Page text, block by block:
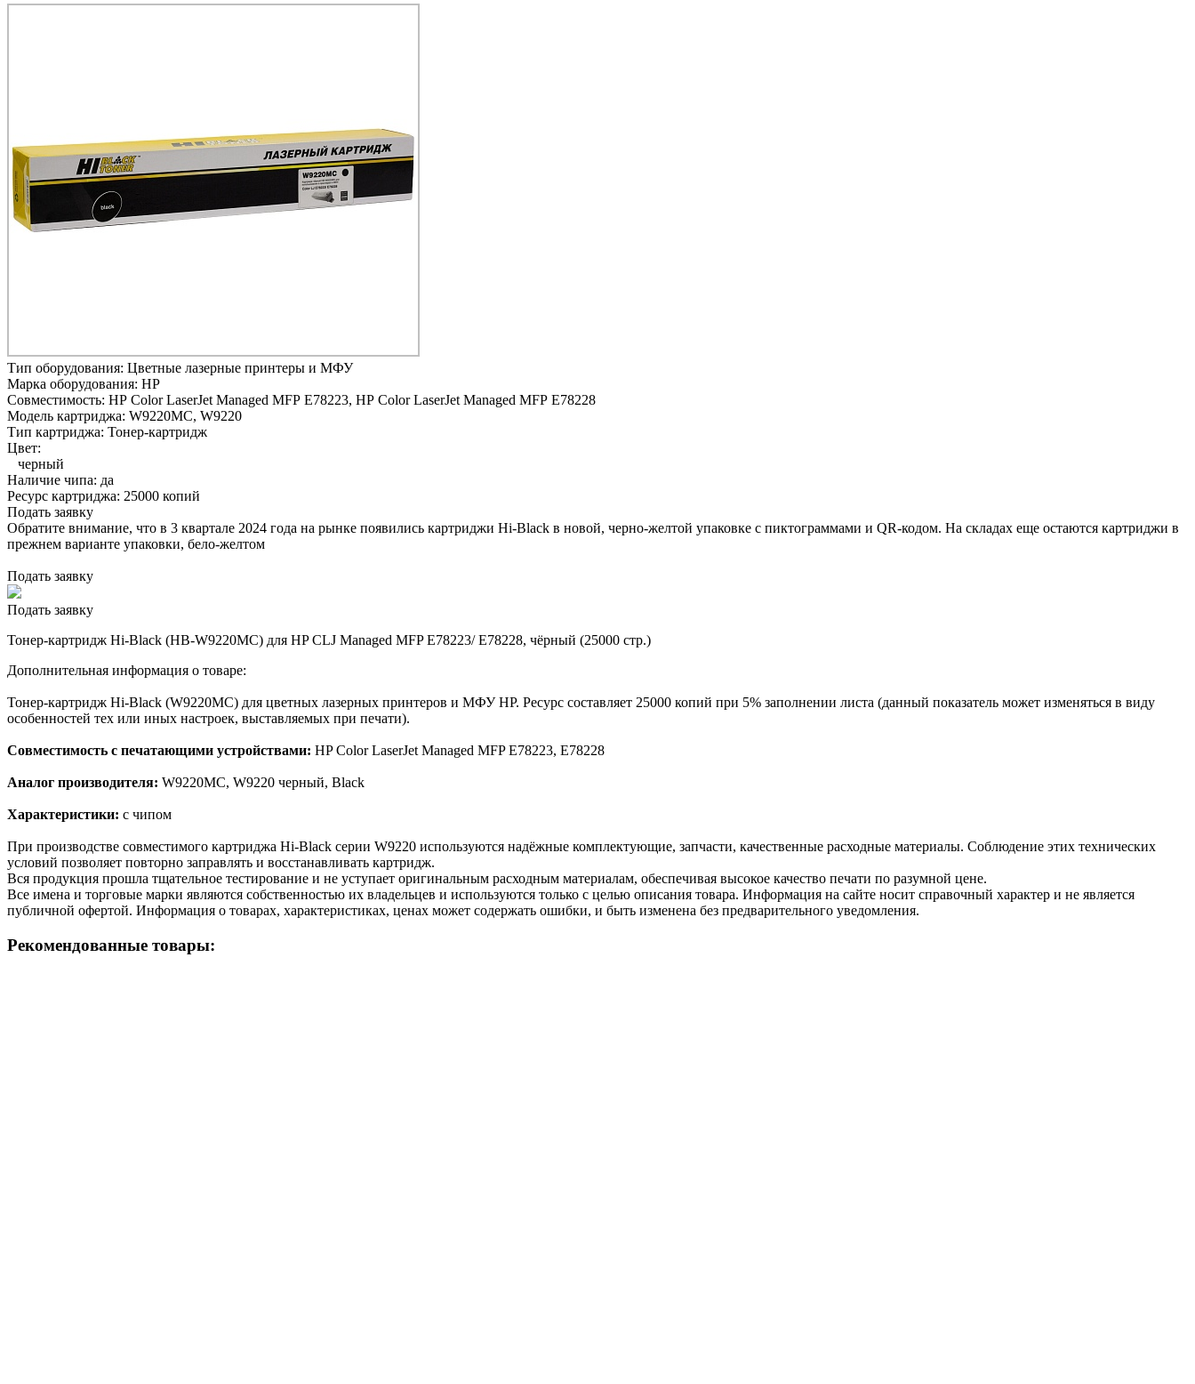
Тип оборудования: Цветные лазерные принтеры и МФУ
Марка оборудования: HP
Совместимость: HP Color LaserJet Managed MFP E78223, HP Color LaserJet Managed MFP E78228
Модель картриджа: W9220MC, W9220
Тип картриджа: Тонер-картридж
Цвет:
черный
Наличие чипа: да
Ресурс картриджа: 25000 копий
Подать заявку
Обратите внимание, что в 3 квартале 2024 года на рынке появились картриджи Hi-Black в новой, черно-желтой упаковке с пиктограммами и QR-кодом. На складах еще остаются картриджи в
прежнем варианте упаковки, бело-желтом
Подать заявку
Подать заявку
Тонер-картридж Hi-Black (HB-W9220MC) для HP CLJ Managed MFP E78223/ E78228, чёрный (25000 стр.)
Дополнительная информация о товаре:
Тонер-картридж Hi-Black (W9220MC) для цветных лазерных принтеров и МФУ HP. Ресурс составляет 25000 копий при 5% заполнении листа (данный показатель может изменяться в виду
особенностей тех или иных настроек, выставляемых при печати).
Совместимость с печатающими устройствами: HP Color LaserJet Managed MFP E78223, E78228
Аналог производителя: W9220MC, W9220 черный, Black
Характеристики: с чипом
При производстве совместимого картриджа Hi-Black серии W9220 используются надёжные комплектующие, запчасти, качественные расходные материалы. Соблюдение этих технических
условий позволяет повторно заправлять и восстанавливать картридж.
Вся продукция прошла тщательное тестирование и не уступает оригинальным расходным материалам, обеспечивая высокое качество печати по разумной цене.
Все имена и торговые марки являются собственностью их владельцев и используются только с целью описания товара. Информация на сайте носит справочный характер и не является
публичной офертой. Информация о товарах, характеристиках, ценах может содержать ошибки, и быть изменена без предварительного уведомления.
Рекомендованные товары: